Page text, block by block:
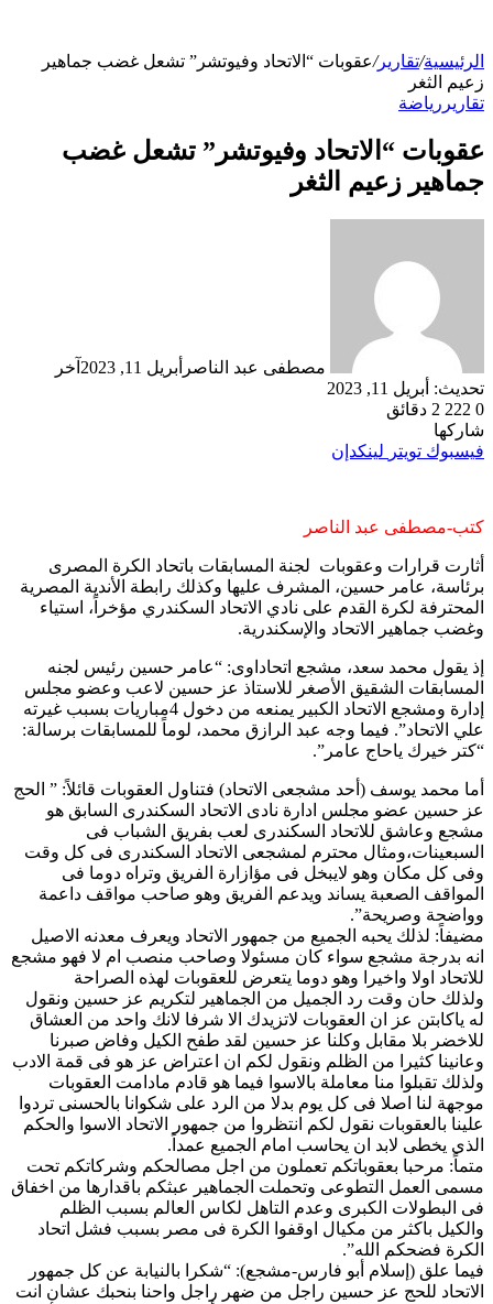
الرئيسية/تقارير/عقوبات “الاتحاد وفيوتشر” تشعل غضب جماهير
زعيم الثغر
تقارير رياضة
عقوبات “الاتحاد وفيوتشر” تشعل غضب
جماهير زعيم الثغر
مصطفى عبد الناصر أبريل 11, 2023
آخر
تحديث: أبريل 11, 2023
0
2 دقائق
شاركها
فيسبوك تويتر لينكدإن
كتب-مصطفى عبد الناصر
أثارت قرارات وعقوبات لجنة المسابقات باتحاد الكرة المصرى
برئاسة، عامر حسين، المشرف عليها وكذلك رابطة الأندية المصرية
المحترفة لكرة القدم على نادي الاتحاد السكندري مؤخراً، استياء
وغضب جماهير الاتحاد والإسكندرية.
إذ يقول محمد سعد، مشجع اتحاداوى: “عامر حسين رئيس لجنه
المسابقات الشقيق الأصغر للاستاذ عز حسين لاعب وعضو مجلس
إدارة ومشجع الاتحاد الكبير يمنعه من دخول 4مباريات بسبب غيرته
علي الاتحاد”. فيما وجه عبد الرازق محمد، لوماً للمسابقات برسالة:
“كتر خيرك ياحاج عامر”.
أما محمد يوسف (أحد مشجعى الاتحاد) فتناول العقوبات قائلاً: ” الحج
عز حسين عضو مجلس ادارة نادى الاتحاد السكندرى السابق هو
مشجع وعاشق للاتحاد السكندرى لعب بفريق الشباب فى
السبعينات،ومثال محترم لمشجعى الاتحاد السكندرى فى كل وقت
وفى كل مكان وهو لايبخل فى مؤازارة الفريق وتراه دوما فى
المواقف الصعبة يساند ويدعم الفريق وهو صاحب مواقف داعمة
وواضحة وصريحة”.
مضيفاً: لذلك يحبه الجميع من جمهور الاتحاد ويعرف معدنه الاصيل
انه بدرجة مشجع سواء كان مسئولا وصاحب منصب ام لا فهو مشجع
للاتحاد اولا واخيرا وهو دوما يتعرض للعقوبات لهذه الصراحة
ولذلك حان وقت رد الجميل من الجماهير لتكريم عز حسين ونقول
له ياكابتن عز ان العقوبات لاتزيدك الا شرفا لانك واحد من العشاق
للاخضر بلا مقابل وكلنا عز حسين لقد طفح الكيل وفاض صبرنا
وعانينا كثيرا من الظلم ونقول لكم ان اعتراض عز هو فى قمة الادب
ولذلك تقبلوا منا معاملة بالاسوا فيما هو قادم مادامت العقوبات
موجهة لنا اصلا فى كل يوم بدلا من الرد على شكوانا بالحسنى تردوا
علينا بالعقوبات نقول لكم انتظروا من جمهور الاتحاد الاسوا والحكم
الذى يخطى لابد ان يحاسب امام الجميع عمداً.
متماً: مرحبا بعقوباتكم تعملون من اجل مصالحكم وشركاتكم تحت
مسمى العمل التطوعى وتحملت الجماهير عبثكم باقدارها من اخفاق
فى البطولات الكبرى وعدم التاهل لكاس العالم بسبب الظلم
والكيل باكثر من مكيال اوقفوا الكرة فى مصر بسبب فشل اتحاد
الكرة فضحكم الله”.
فيما علق (إسلام أبو فارس-مشجع): “شكرا بالنيابة عن كل جمهور
الاتحاد للحج عز حسين راجل من ضهر راجل واحنا بنحبك عشان انت